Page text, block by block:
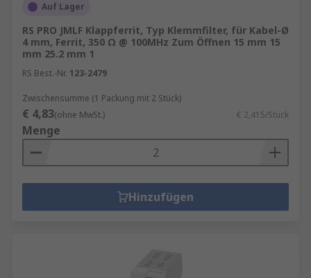
Auf Lager
RS PRO JMLF Klappferrit, Typ Klemmfilter, für Kabel-Ø
4 mm, Ferrit, 350 Ω @ 100MHz Zum Öffnen 15 mm 15
mm 25.2 mm 1
RS Best.-Nr. 123-2479
Zwischensumme (1 Packung mit 2 Stück)
€ 4,83(ohne MwSt.) € 2,415/Stück
Menge
Hinzufügen